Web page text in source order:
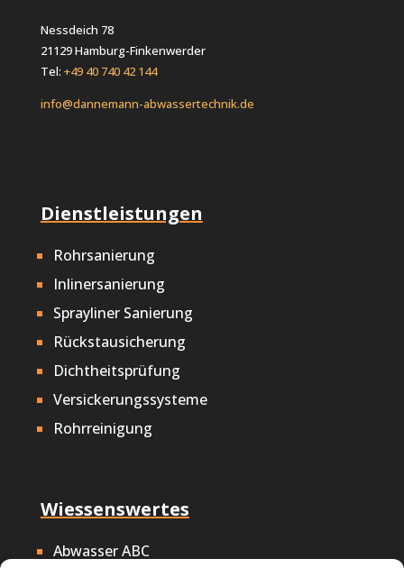
Nessdeich 78
21129 Hamburg-Finkenwerder
Tel: +49 40 740 42 144
info@dannemann-abwassertechnik.de
Dienstleistungen
Rohrsanierung
Inlinersanierung
Sprayliner Sanierung
Rückstausicherung
Dichtheitsprüfung
Versickerungssysteme
Rohrreinigung
Wiessenswertes
Abwasser ABC